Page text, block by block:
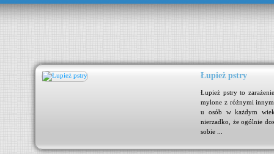
Łupież pstry
Łupież pstry to
mylone z różnymi
u osób w każdym
nierzadko, że ogólnie
sobie ...